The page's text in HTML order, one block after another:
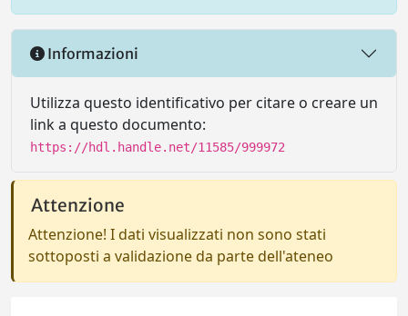
Informazioni
Utilizza questo identificativo per citare o creare un
link a questo documento:
https://hdl.handle.net/11585/999972
Attenzione
Attenzione! I dati visualizzati non sono stati
sottoposti a validazione da parte dell'ateneo